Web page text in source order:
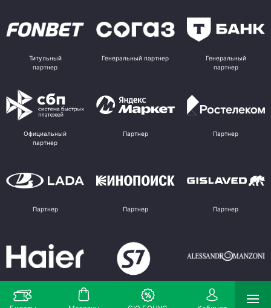
Титульный
партнер
Генеральный партнер
Генеральный
партнер
Официальный
партнер
Партнер Партнер
Партнер Партнер Партнер